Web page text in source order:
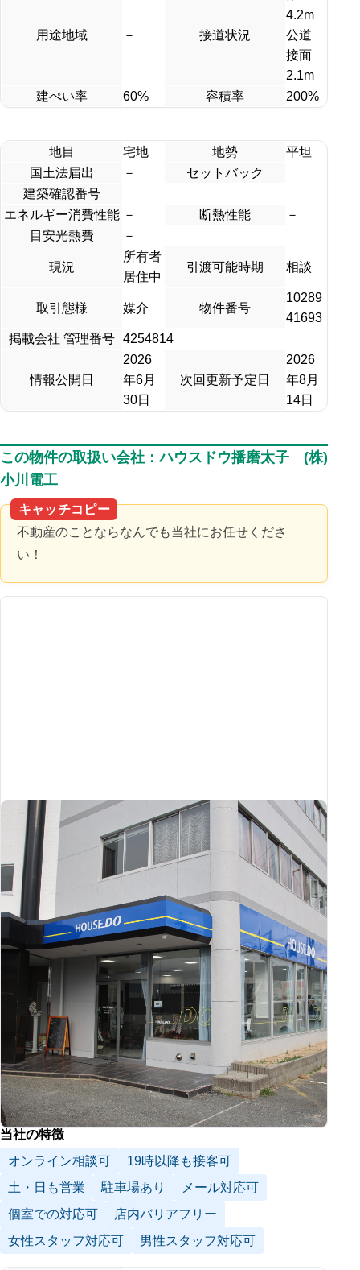
用途地域 － 接道状況
4.2m
公道
接面
2.1m
建ぺい率
60% 容積率 200%
地目 宅地 地勢
平坦
国土法届出
－
セットバック
建築確認番号
エネルギー消費性能 － 断熱性能
－
目安光熱費
－
現況
所有者
居住中
引渡可能時期 相談
取引態様 媒介 物件番号
10289
41693
掲載会社 管理番号 4254814
情報公開日
2026
年6月
30日
次回更新予定日
2026
年8月
14日
この物件の取扱い会社：ハウスドウ播磨太子 (株)
小川電工
キャッチコピー
不動産のことならなんでも当社にお任せくださ
い！
当社の特徴
オンライン相談可
19時以降も接客可
土・日も営業
駐車場あり
メール対応可
個室での対応可
店内バリアフリー
女性スタッフ対応可
男性スタッフ対応可